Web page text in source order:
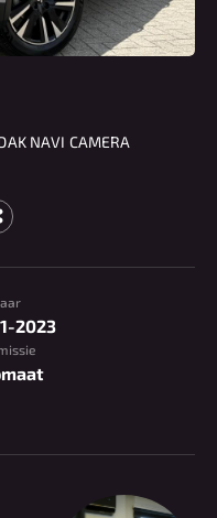
Contact
NAVI CAMERA
2023